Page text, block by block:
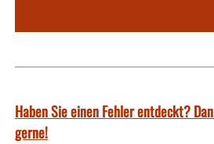
Haben Sie einen Fehler entdeckt?
gerne!